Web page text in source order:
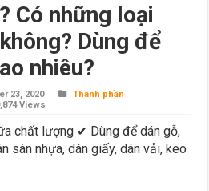
Có những loại
Dùng để
nhiêu?
23, 2020
Thành phần
Views
chất lượng ✔ Dùng để dán gỗ,
sàn nhựa, dán giấy, dán vải, keo